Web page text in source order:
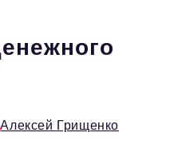
Алексей Грищенко